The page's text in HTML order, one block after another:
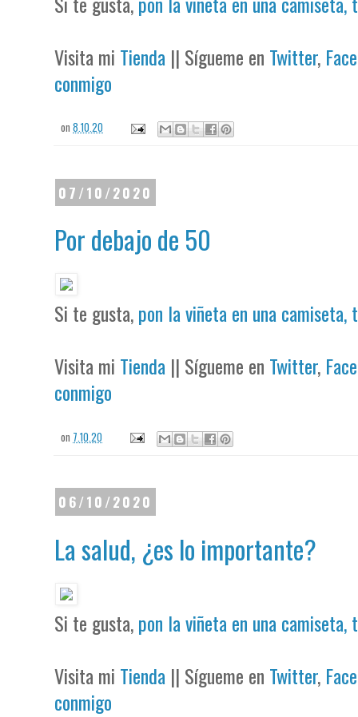
Visita mi Tienda || Sígueme en Twitter,
conmigo
on8.10.20
07/10/2020
Por debajo de 50
Si te gusta,pon la viñeta en una camiseta,
Visita mi Tienda || Sígueme en Twitter,
conmigo
on 7.10.20
06/10/2020
La salud, ¿es lo importante?
Si te gusta,pon la viñeta en una camiseta,
Visita mi Tienda || Sígueme en Twitter,
conmigo